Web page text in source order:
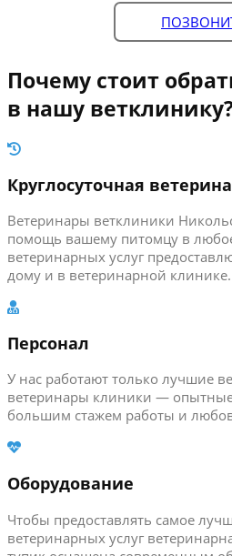
Почему стоит
в нашу
Круглосуточная
Ветеринары ветклиники
помощь вашему питомцу в
ветеринарных услуг
дому и в ветеринарной клинике.
Персонал
У нас работают только лучшие
ветеринары клиники —
большим стажем работы и
Оборудование
Чтобы предоставлять самое
ветеринарных услуг